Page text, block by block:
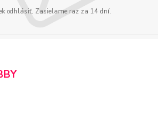
odhlásiť. Zasielame raz za 14 dní.